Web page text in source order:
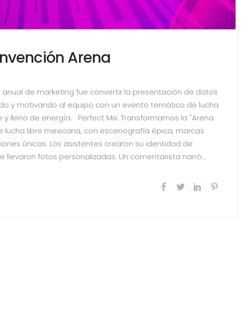
Arena
anual de marketing fue convertir la presentación de datos
y motivando al equipo con un evento temático de lucha
lleno de energía. Perfect Mix: Transformamos la "Arena
lucha libre mexicana, con escenografía épica, marcas
únicas. Los asistentes crearon su identidad de
llevaron fotos personalizadas. Un comentarista narró...